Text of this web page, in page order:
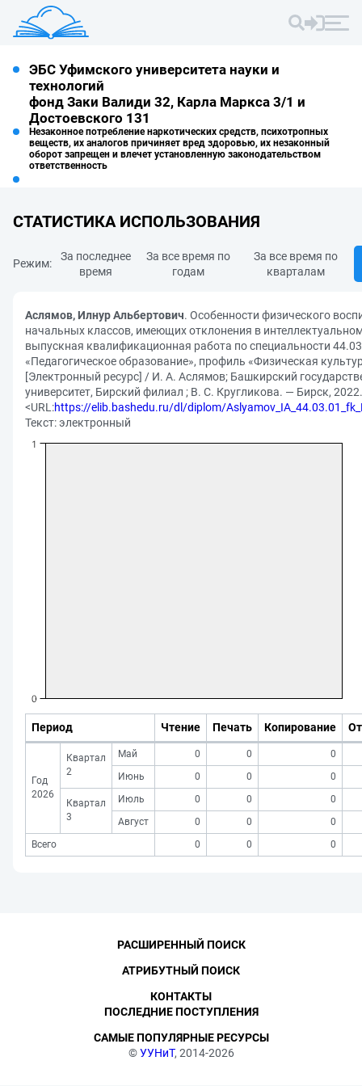
ЭБС Уфимского университета науки и
технологий
фонд Заки Валиди 32, Карла Маркса 3/1 и
Достоевского 131
Незаконное потребление наркотических средств, психотропных
веществ, их аналогов причиняет вред здоровью, их незаконный
оборот запрещен и влечет установленную законодательством
ответственность
СТАТИСТИКА ИСПОЛЬЗОВАНИЯ
Режим:
За последнее
время
За все время по
годам
За все время по
кварталам
Аслямов, Илнур Альбертович. Особенности физического
начальных классов, имеющих отклонения в
выпускная квалификационная работа по специальности
«Педагогическое образование», профиль «Физическая
[Электронный ресурс] / И. А. Аслямов; Башкирский
университет, Бирский филиал ; В. С. Кругликова. — Бирск,
<URL:https://elib.bashedu.ru/dl/diplom/
Текст: электронный
Период Чтение Печать Копирование
Год
2026
Квартал
2
Май 0 0
0
Июнь
0 0 0
Квартал
3
Июль 0 0
0
Август
0 0
0
Всего
0 0 0
©УУНиТ, 2014-2026
РАСШИРЕННЫЙ ПОИСК
АТРИБУТНЫЙ ПОИСК
КОНТАКТЫ
ПОСЛЕДНИЕ ПОСТУПЛЕНИЯ
САМЫЕ ПОПУЛЯРНЫЕ РЕСУРСЫ